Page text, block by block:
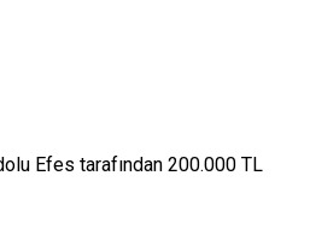
Efes tarafından 200.000 TL